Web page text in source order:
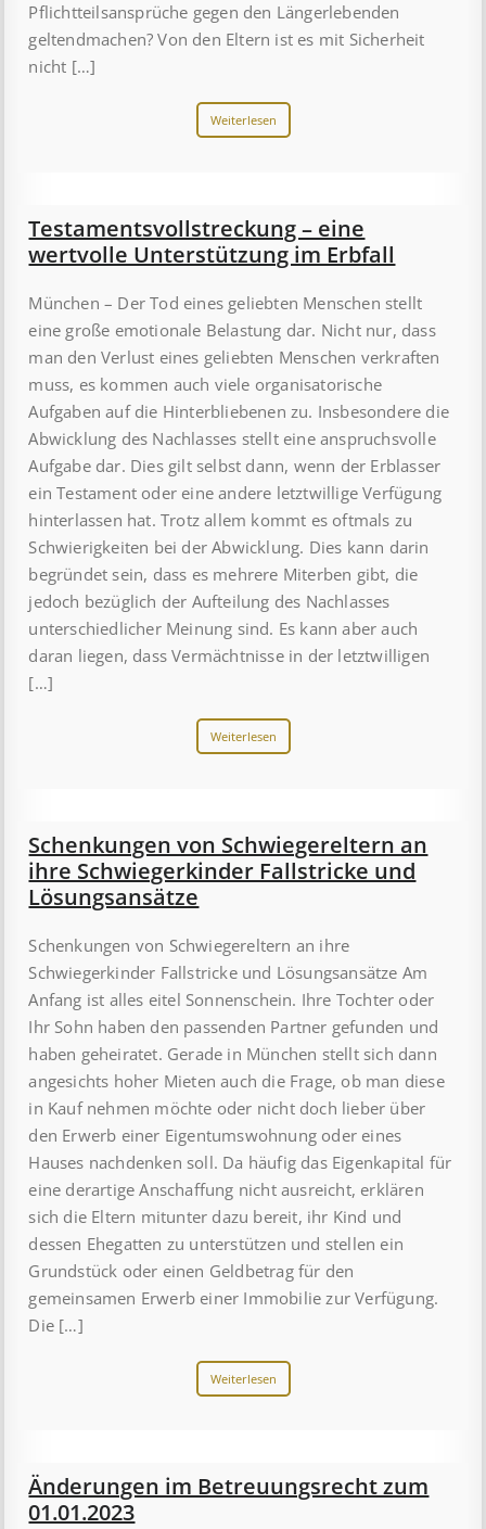
Pflichtteilsansprüche gegen den Längerlebenden
geltendmachen? Von den Eltern ist es mit Sicherheit
nicht […]
Weiterlesen
Testamentsvollstreckung – eine
wertvolle Unterstützung im Erbfall
München – Der Tod eines geliebten Menschen stellt
eine große emotionale Belastung dar. Nicht nur, dass
man den Verlust eines geliebten Menschen verkraften
muss, es kommen auch viele organisatorische
Aufgaben auf die Hinterbliebenen zu. Insbesondere die
Abwicklung des Nachlasses stellt eine anspruchsvolle
Aufgabe dar. Dies gilt selbst dann, wenn der Erblasser
ein Testament oder eine andere letztwillige Verfügung
hinterlassen hat. Trotz allem kommt es oftmals zu
Schwierigkeiten bei der Abwicklung. Dies kann darin
begründet sein, dass es mehrere Miterben gibt, die
jedoch bezüglich der Aufteilung des Nachlasses
unterschiedlicher Meinung sind. Es kann aber auch
daran liegen, dass Vermächtnisse in der letztwilligen
[…]
Weiterlesen
Schenkungen von Schwiegereltern an
ihre Schwiegerkinder Fallstricke und
Lösungsansätze
Schenkungen von Schwiegereltern an ihre
Schwiegerkinder Fallstricke und Lösungsansätze Am
Anfang ist alles eitel Sonnenschein. Ihre Tochter oder
Ihr Sohn haben den passenden Partner gefunden und
haben geheiratet. Gerade in München stellt sich dann
angesichts hoher Mieten auch die Frage, ob man diese
in Kauf nehmen möchte oder nicht doch lieber über
den Erwerb einer Eigentumswohnung oder eines
Hauses nachdenken soll. Da häufig das Eigenkapital für
eine derartige Anschaffung nicht ausreicht, erklären
sich die Eltern mitunter dazu bereit, ihr Kind und
dessen Ehegatten zu unterstützen und stellen ein
Grundstück oder einen Geldbetrag für den
gemeinsamen Erwerb einer Immobilie zur Verfügung.
Die […]
Weiterlesen
Änderungen im Betreuungsrecht zum
01.01.2023